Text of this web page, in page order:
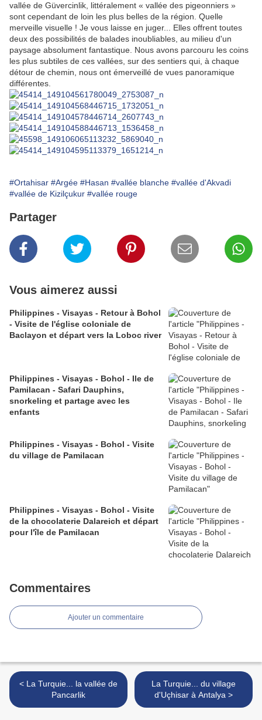
vallée de Güvercinlik, littéralement « vallée des pigeonniers »
sont cependant de loin les plus belles de la région. Quelle
merveille visuelle ! Je vous laisse en juger... Elles offrent toutes
deux des possibilités de balades inoubliables, au milieu d'un
paysage absolument fantastique. Nous avons parcouru les coins
les plus subtiles de ces vallées, sur des sentiers qui, à chaque
détour de chemin, nous ont émerveillé de vues panoramique
différentes.
#Ortahisar #Argée #Hasan #vallée blanche #vallée d'Akvadi
#vallée de Kizilçukur #vallée rouge
Partager
Vous aimerez aussi
Philippines - Visayas - Retour à Bohol
- Visite de l'église coloniale de
Baclayon et départ vers la Loboc river
Philippines - Visayas - Bohol - Ile de
Pamilacan - Safari Dauphins,
snorkeling et partage avec les
enfants
Philippines - Visayas - Bohol - Visite
du village de Pamilacan
Philippines - Visayas - Bohol - Visite
de la chocolaterie Dalareich et départ
pour l'île de Pamilacan
Commentaires
Ajouter un commentaire
< La Turquie... la vallée de
Pancarlik
La Turquie... du village
d'Uçhisar à Antalya >